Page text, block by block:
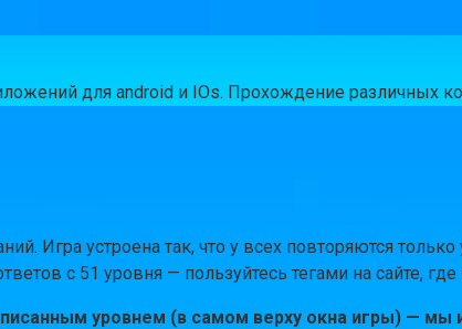
для android и IOs. Прохождение различных
Игра устроена так, что у всех повторяются
с 51 уровня — пользуйтесь тегами на сайте,
уровнем (в самом верху окна игры) — мы